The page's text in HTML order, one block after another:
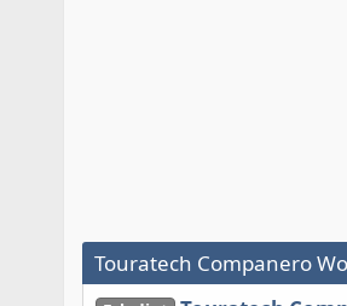
Touratech Companero